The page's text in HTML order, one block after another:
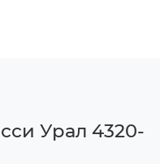
Урал 4320-